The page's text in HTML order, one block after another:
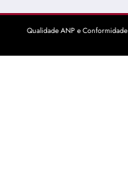
Qualidade ANP e Conformidade